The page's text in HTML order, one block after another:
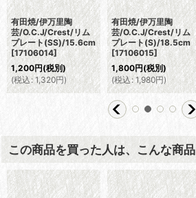
有田焼/伊万里陶
芸/O.C.J/Crest/リム
プレート(SS)/15.6cm
[17106014]
1,200円(税別)
(税込: 1,320円)
有田焼/伊万里陶
芸/O.C.J/Crest/リム
プレート(S)/18.5cm
[17106015]
1,800円(税別)
(税込: 1,980円)
この商品を買った人は、こんな商